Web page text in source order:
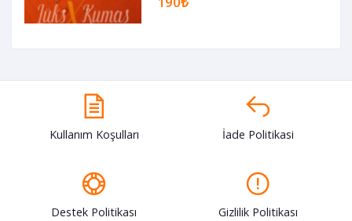
Kullanım Koşulları İade Politikasi
Destek Politikası Gizlilik Politikası